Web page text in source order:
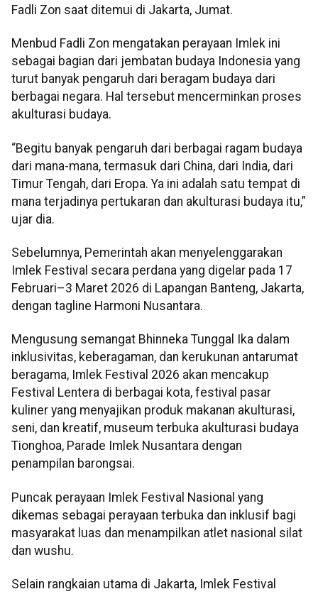
Fadli Zon saat ditemui di Jakarta, Jumat.
Menbud Fadli Zon mengatakan perayaan Imlek ini
sebagai bagian dari jembatan budaya Indonesia yang
turut banyak pengaruh dari beragam budaya dari
berbagai negara. Hal tersebut mencerminkan proses
akulturasi budaya.
“Begitu banyak pengaruh dari berbagai ragam budaya
dari mana-mana, termasuk dari China, dari India, dari
Timur Tengah, dari Eropa. Ya ini adalah satu tempat di
mana terjadinya pertukaran dan akulturasi budaya itu,”
ujar dia.
Sebelumnya, Pemerintah akan menyelenggarakan
Imlek Festival secara perdana yang digelar pada 17
Februari–3 Maret 2026 di Lapangan Banteng, Jakarta,
dengan tagline Harmoni Nusantara.
Mengusung semangat Bhinneka Tunggal Ika dalam
inklusivitas, keberagaman, dan kerukunan antarumat
beragama, Imlek Festival 2026 akan mencakup
Festival Lentera di berbagai kota, festival pasar
kuliner yang menyajikan produk makanan akulturasi,
seni, dan kreatif, museum terbuka akulturasi budaya
Tionghoa, Parade Imlek Nusantara dengan
penampilan barongsai.
Puncak perayaan Imlek Festival Nasional yang
dikemas sebagai perayaan terbuka dan inklusif bagi
masyarakat luas dan menampilkan atlet nasional silat
dan wushu.
Selain rangkaian utama di Jakarta, Imlek Festival